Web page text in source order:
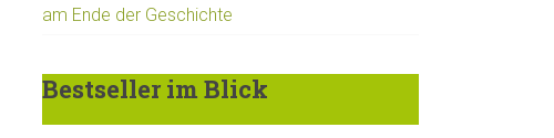
am Ende der Geschichte
Bestseller im Blick